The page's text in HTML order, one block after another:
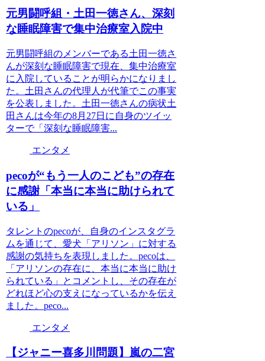
元男闘呼組・土田一徳さん、深刻
な睡眠障害で集中治療室入院中
元男闘呼組のメンバーである土田一徳さ
んが深刻な睡眠障害で現在、集中治療室
に入院していることが明らかになりまし
た。土田さんの代理人が代筆でこの事実
を公表しました。土田一徳さんの病状土
田さんは今年の8月27日に自身のツイッ
ターで「深刻な睡眠障害...
エンタメ
pecoが“もう一人のこども”の存在
に感謝「本当に本当に助けられて
いる」
タレントのpecoが、自身のインスタグラ
ムを通じて、愛犬「アリソン」に対する
感謝の気持ちを表現しました。pecoは、
「アリソンの存在に、本当に本当に助け
られている」とコメントし、その存在が
どれほど心の支えになっているかを伝え
ました。peco...
エンタメ
【ジャニー喜多川問題】嵐の二宮